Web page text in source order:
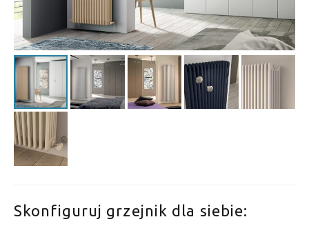
Skonfiguruj grzejnik dla siebie: